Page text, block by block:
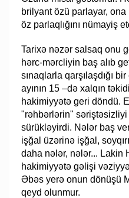
brilyant özü parlayar,
öz parlaqlığını nümayiş
Tarixə nəzər salsaq onu
hərc-mərcliyin baş alıb
sınaqlarla qarşılaşdığı
ayının 15 –də xalqın
hakimiyyətə geri döndü.
"rəhbərlərin"
sürükləyirdi. Nələr baş
işğal üzərinə işğal,
daha nələr, nələr... Lakin
hakimiyyətə gəlişi
Əbəs yerə onun dönüşü
qeyd olunmur.